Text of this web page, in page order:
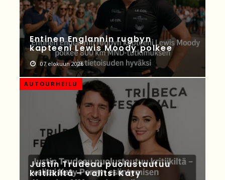
Entinen Englannin rugbyn
kapteeni Lewis Moody polkee
07 elokuun 2026
AUTOURHEILU
Justin Trudeau puolustautuu
kritiikiltä – valitsi Katy